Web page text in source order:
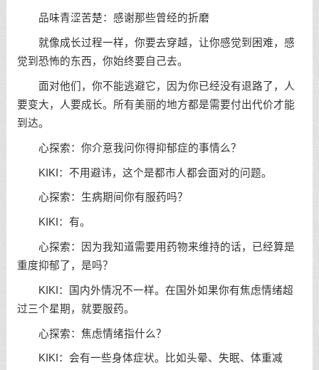
品味青涩苦楚：感谢那些曾经的折磨
就像成长过程一样，你要去穿越，让你感觉到困难，感
觉到恐怖的东西，你始终要自己去。
面对他们，你不能逃避它，因为你已经没有退路了，人
要变大，人要成长。所有美丽的地方都是需要付出代价才能
到达。
心探索：你介意我问你得抑郁症的事情么？
KIKI：不用避讳，这个是都市人都会面对的问题。
心探索：生病期间你有服药吗？
KIKI：有。
心探索：因为我知道需要用药物来维持的话，已经算是
重度抑郁了，是吗？
KIKI：国内外情况不一样。在国外如果你有焦虑情绪超
过三个星期，就要服药。
心探索：焦虑情绪指什么？
KIKI：会有一些身体症状。比如头晕、失眠、体重减